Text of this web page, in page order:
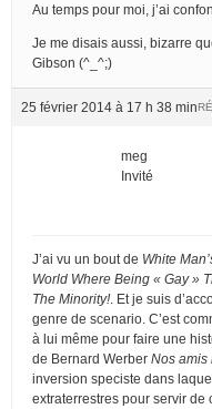
Au temps pour moi, j’ai
Je me disais aussi, bizarre
Gibson (^_^;)
25 février 2014 à 17 h 38 min
meg
Invité
J’ai vu un bout de White
World Where Being « Gay »
The Minority!. Et je suis
genre de scenario. C’est
à lui même pour faire une
de Bernard Werber Nos amis
inversion speciste dans
extraterrestres pour servir de